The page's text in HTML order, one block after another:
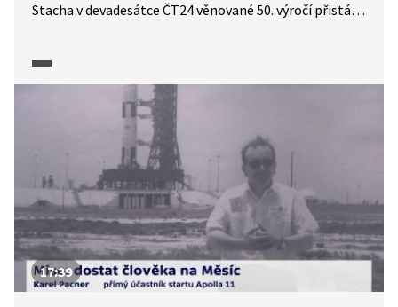
Stacha v devadesátce ČT24 věnované 50. výročí přistání
vzpomínají přímý účastník startu rakety Saturn 5
publicista Karel Pacner a ředitel České kosmické
kanceláře Jan Kolář, který let Apolla 11 v červenci 1969
pro televizi komentoval. Pořad je součástí série, kterou
ČT připravila k 50. výročí přistání člověka na Měsíci.
17:39